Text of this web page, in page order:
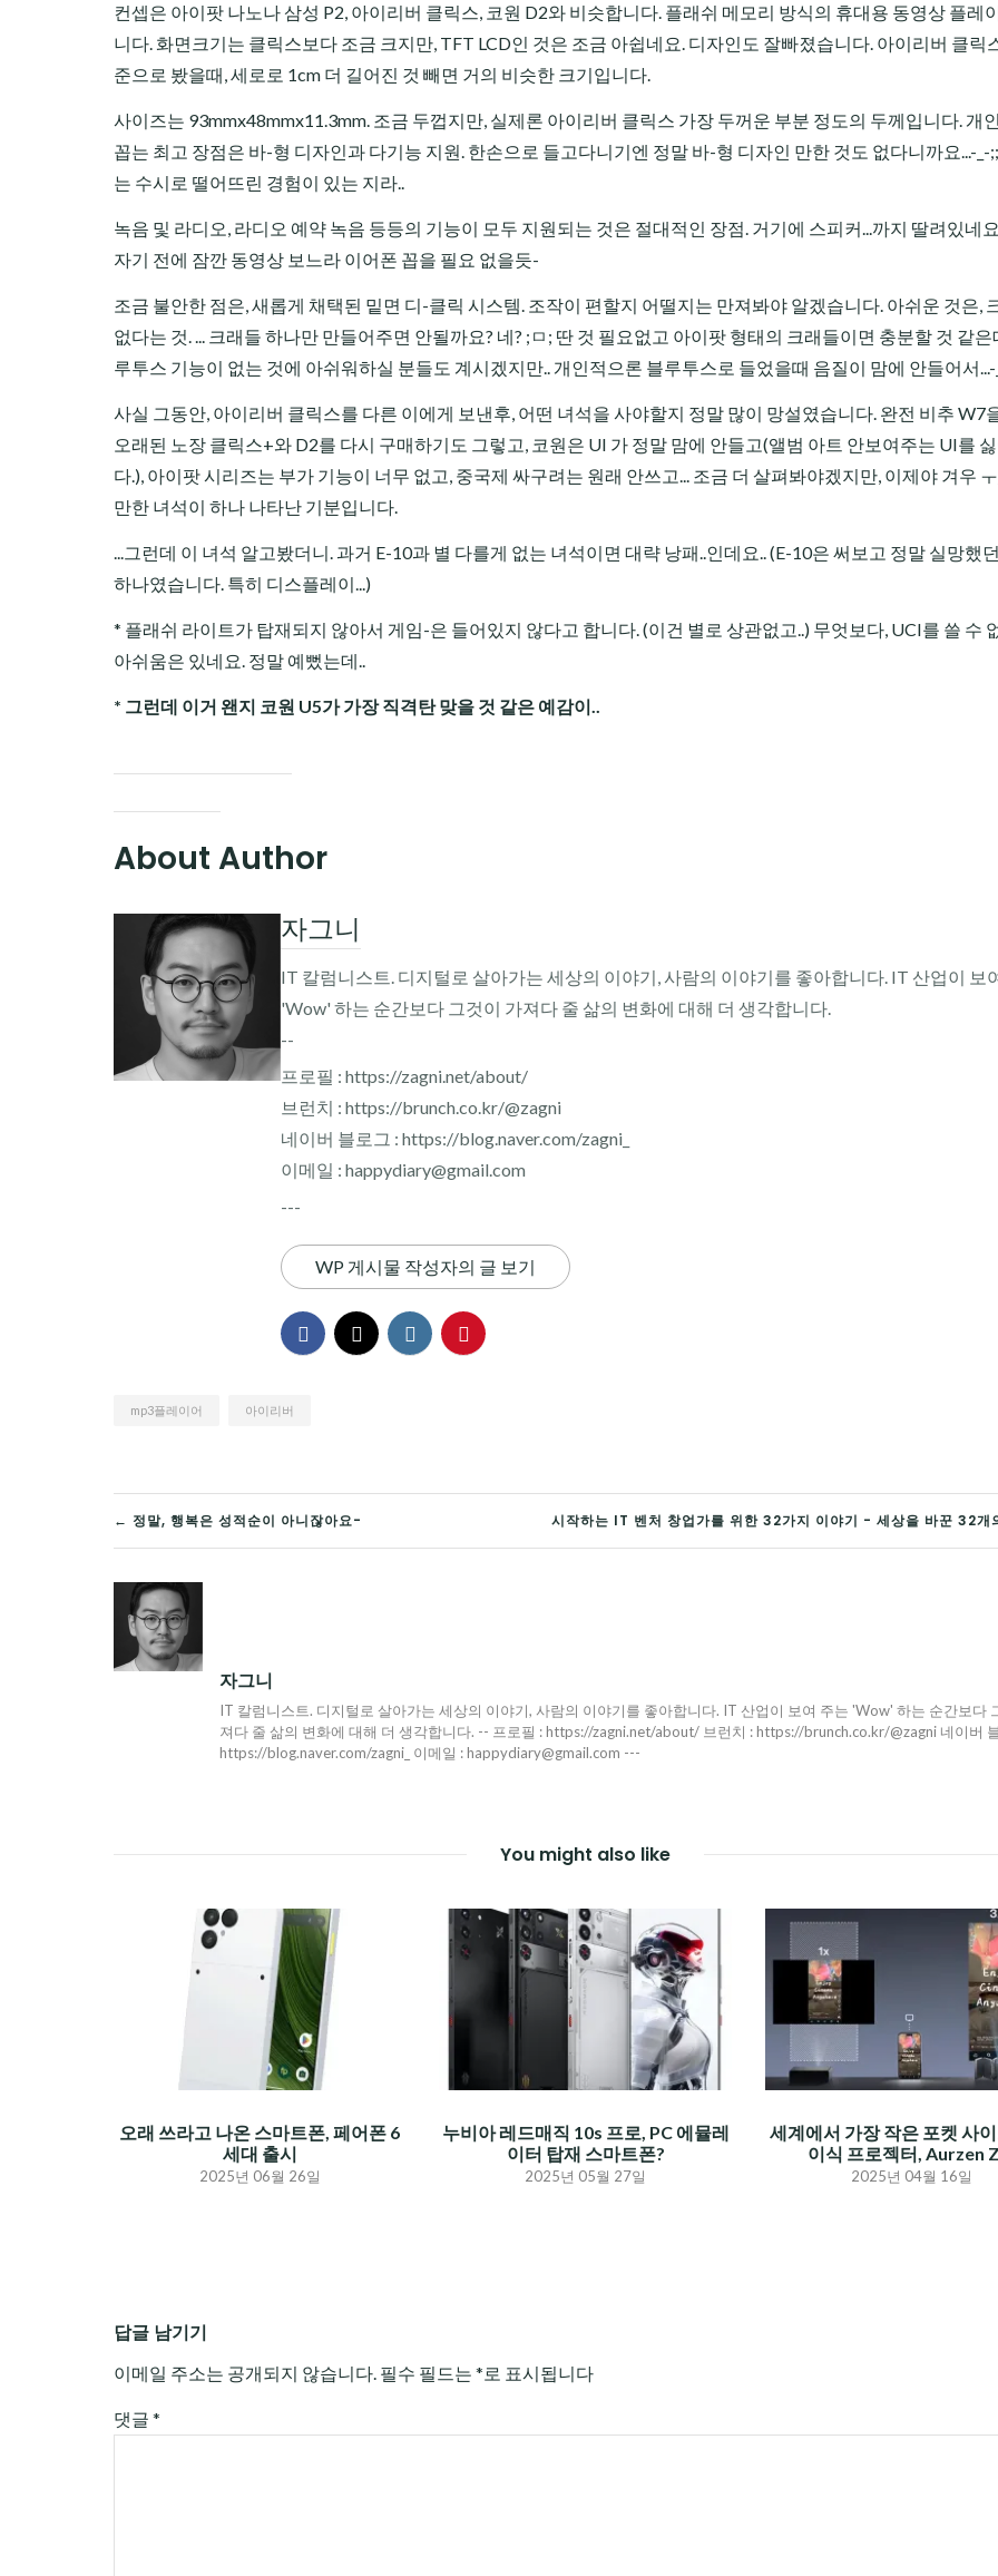
컨셉은 아이팟 나노나 삼성 P2, 아이리버 클릭스, 코원 D2와 비슷합니다. 플래쉬 메모리 방식의 휴대용 동영상 플레
니다. 화면크기는 클릭스보다 조금 크지만, TFT LCD인 것은 조금 아쉽네요. 디자인도 잘빠졌습니다. 아이리버 클릭
준으로 봤을때, 세로로 1cm 더 길어진 것 빼면 거의 비슷한 크기입니다.
사이즈는 93mmx48mmx11.3mm. 조금 두껍지만, 실제론 아이리버 클릭스 가장 두꺼운 부분 정도의 두께입니다. 개
꼽는 최고 장점은 바-형 디자인과 다기능 지원. 한손으로 들고다니기엔 정말 바-형 디자인 만한 것도 없다니까요...-_-
는 수시로 떨어뜨린 경험이 있는 지라..
녹음 및 라디오, 라디오 예약 녹음 등등의 기능이 모두 지원되는 것은 절대적인 장점. 거기에 스피커...까지 딸려있네
자기 전에 잠깐 동영상 보느라 이어폰 꼽을 필요 없을듯-
조금 불안한 점은, 새롭게 채택된 밑면 디-클릭 시스템. 조작이 편할지 어떨지는 만져봐야 알겠습니다. 아쉬운 것은,
없다는 것. ... 크래들 하나만 만들어주면 안될까요? 네? ;ㅁ; 딴 것 필요없고 아이팟 형태의 크래들이면 충분할 것 같은
루투스 기능이 없는 것에 아쉬워하실 분들도 계시겠지만.. 개인적으론 블루투스로 들었을때 음질이 맘에 안들어서...-
사실 그동안, 아이리버 클릭스를 다른 이에게 보낸후, 어떤 녀석을 사야할지 정말 많이 망설였습니다. 완전 비추 W7
오래된 노장 클릭스+와 D2를 다시 구매하기도 그렇고, 코원은 UI 가 정말 맘에 안들고(앨범 아트 안보여주는 UI를
다.), 아이팟 시리즈는 부가 기능이 너무 없고, 중국제 싸구려는 원래 안쓰고... 조금 더 살펴봐야겠지만, 이제야 겨우
만한 녀석이 하나 나타난 기분입니다.
...그런데 이 녀석 알고봤더니. 과거 E-10과 별 다를게 없는 녀석이면 대략 낭패..인데요.. (E-10은 써보고 정말 실망했
하나였습니다. 특히 디스플레이...)
* 플래쉬 라이트가 탑재되지 않아서 게임-은 들어있지 않다고 합니다. (이건 별로 상관없고..) 무엇보다, UCI를 쓸 수
아쉬움은 있네요. 정말 예뻤는데..
* 그런데 이거 왠지 코원 U5가 가장 직격탄 맞을 것 같은 예감이..
About Author
자그니
IT 칼럼니스트. 디지털로 살아가는 세상의 이야기, 사람의 이야기를 좋아합니다. IT 산업이 보
'Wow' 하는 순간보다 그것이 가져다 줄 삶의 변화에 대해 더 생각합니다.
--
프로필 : https://zagni.net/about/
브런치 : https://brunch.co.kr/@zagni
네이버 블로그 : https://blog.naver.com/zagni_
이메일 : happydiary@gmail.com
---
WP 게시물 작성자의 글 보기
mp3플레이어 아이리버
글
탐
색
← 정말, 행복은 성적순이 아니잖아요- 시작하는 IT 벤처 창업가를 위한 32가지 이야기 - 세상을 바꾼 32개
자그니
IT 칼럼니스트. 디지털로 살아가는 세상의 이야기, 사람의 이야기를 좋아합니다. IT 산업이 보여 주는 'Wow' 하는 순간보다
져다 줄 삶의 변화에 대해 더 생각합니다. -- 프로필 : https://zagni.net/about/ 브런치 : https://brunch.co.kr/@zagni 네이버
https://blog.naver.com/zagni_ 이메일 : happydiary@gmail.com ---
You might also like
오래 쓰라고 나온 스마트폰, 페어폰 6
세대 출시
2025년 06월 26일
누비아 레드매직 10s 프로, PC 에뮬레
이터 탑재 스마트폰?
2025년 05월 27일
세계에서 가장 작은 포켓 사
이식 프로젝터, Aurzen
2025년 04월 16일
답글 남기기
이메일 주소는 공개되지 않습니다. 필수 필드는 * 로 표시됩니다
댓글 *